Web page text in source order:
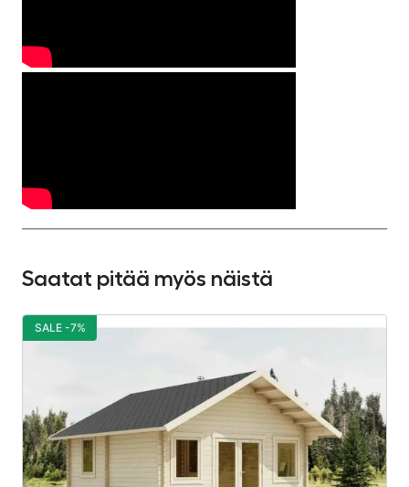
Saatat pitää myös näistä
SALE -7%